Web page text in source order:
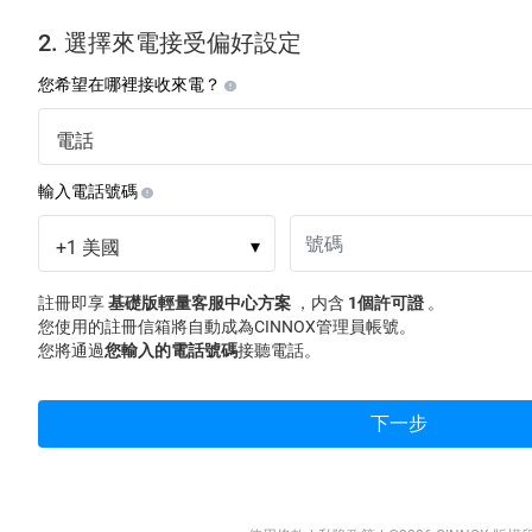
2. 選擇來電接受偏好設定
您希望在哪裡接收來電？
電話
輸入電話號碼
+1 美國 ▾
註冊即享基礎版輕量客服中心方案 ，内含 1個許可證 。
您使用的註冊信箱將自動成為CINNOX管理員帳號。
您將通過您輸入的電話號碼接聽電話。
下一步